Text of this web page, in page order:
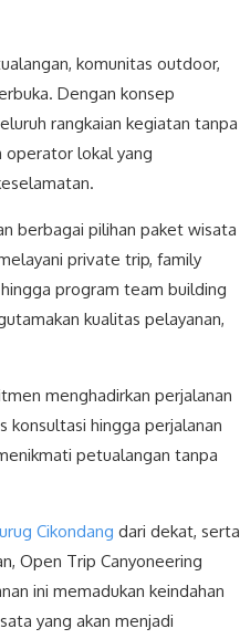
komunitas outdoor,
Dengan konsep
rangkaian kegiatan tanpa
operator lokal yang
berbagai pilihan paket wisata
private trip, family
program team building
kualitas pelayanan,
menghadirkan perjalanan
konsultasi hingga perjalanan
petualangan tanpa
Cikondang dari dekat, serta
Open Trip Canyoneering
ini memadukan keindahan
yang akan menjadi